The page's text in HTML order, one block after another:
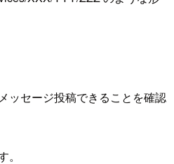
ッセージ投稿できることを確認